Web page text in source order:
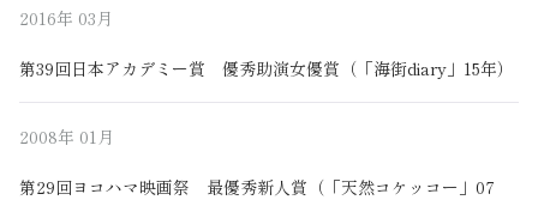
2016年 03月
第39回日本アカデミー賞 優秀助演女優賞（「海街diary」15年）
2008年 01月
第29回ヨコハマ映画祭 最優秀新人賞（「天然コケッコー」07